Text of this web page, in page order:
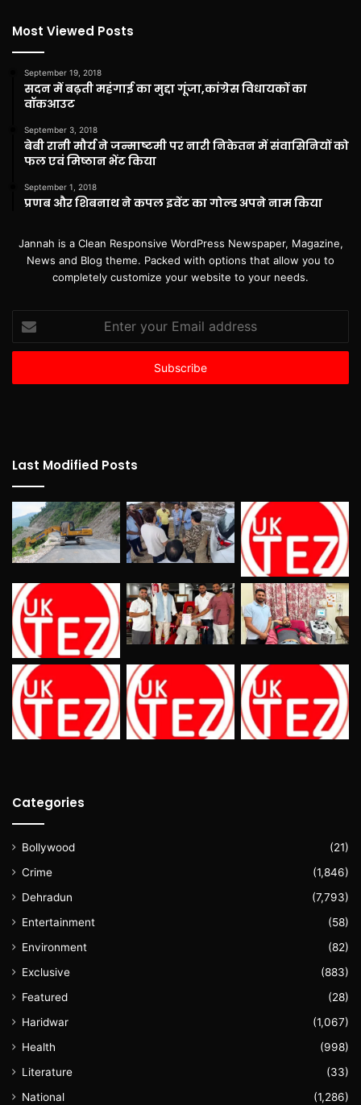
Most Viewed Posts
September 19, 2018
सदन में बढ़ती महंगाई का मुद्दा गूंजा,कांग्रेस विधायकों का
वॉकआउट
September 3, 2018
बेबी रानी मौर्य ने जन्माष्टमी पर नारी निकेतन में संवासिनियों को
फल एवं मिष्ठान भेंट किया
September 1, 2018
प्रणब और शिबनाथ ने कपल इवेंट का गोल्ड अपने नाम किया
Jannah is a Clean Responsive WordPress Newspaper, Magazine,
News and Blog theme. Packed with options that allow you to
completely customize your website to your needs.
Enter
your
Email
Last Modified Posts
Categories
Bollywood
(21)
Crime
(1,846)
Dehradun
(7,793)
Entertainment
(58)
Environment
(82)
Exclusive
(883)
Featured
(28)
Haridwar
(1,067)
Health
(998)
Literature
(33)
National
(1,286)